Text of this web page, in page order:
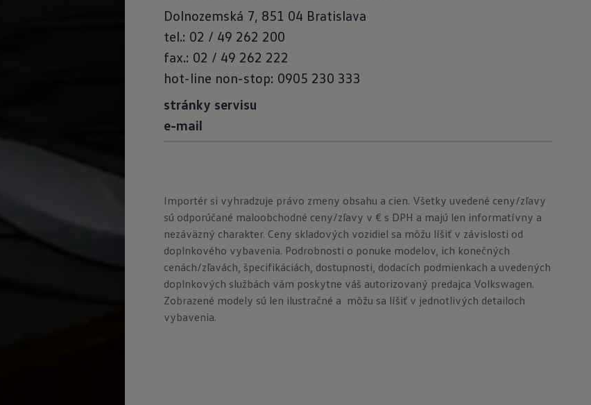
Dolnozemská 7, 851 04 Bratislava
tel.: 02 / 49 262 200
fax.: 02 / 49 262 222
hot-line non-stop: 0905 230 333
stránky servisu
e-mail
Importér si vyhradzuje právo zmeny obsahu a cien. Všetky uvedené ceny/zľavy
sú odporúčané maloobchodné ceny/zľavy v € s DPH a majú len informatívny a
nezáväzný charakter. Ceny skladových vozidiel sa môžu líšiť v závislosti od
doplnkového vybavenia. Podrobnosti o ponuke modelov, ich konečných
cenách/zľavách, špecifikáciách, dostupnosti, dodacích podmienkach a uvedených
doplnkových službách vám poskytne váš autorizovaný predajca Volkswagen.
Zobrazené modely sú len ilustračné a môžu sa líšiť v jednotlivých detailoch
vybavenia.